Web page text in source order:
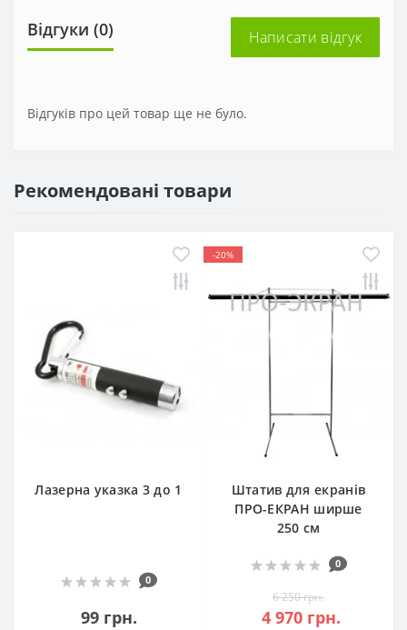
Відгуки (0) Написати відгук
Відгуків про цей товар ще не було.
Рекомендовані товари
Лазерна указка 3 до 1
0
99 грн.
-20%
Штатив для екранів
ПРО-ЕКРАН ширше
250 см
0
6 250 грн.
4 970 грн.